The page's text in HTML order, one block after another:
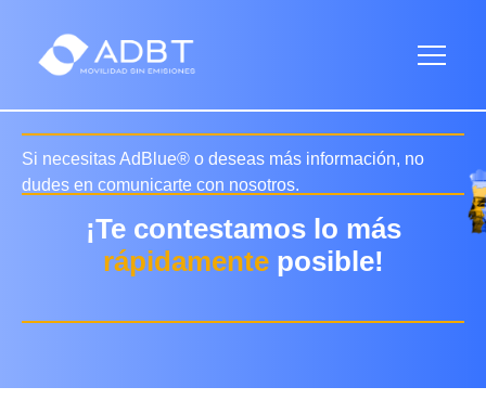
Si necesitas AdBlue® o deseas más información, no
dudes en comunicarte con nosotros.
¡Te contestamos lo más
rápidamente posible!